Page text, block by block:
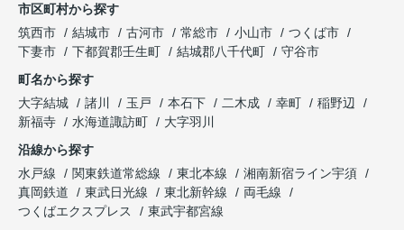
市区町村から探す
筑西市
結城市 古河市 常総市 小山市
つくば市
下妻市
下都賀郡壬生町 結城郡八千代町
守谷市
町名から探す
大字結城
諸川 玉戸 本石下 二木成 幸町
稲野辺
新福寺
水海道諏訪町
大字羽川
沿線から探す
水戸線
関東鉄道常総線 東北本線
湘南新宿ライン宇須
真岡鉄道
東武日光線 東北新幹線
両毛線
つくばエクスプレス
東武宇都宮線